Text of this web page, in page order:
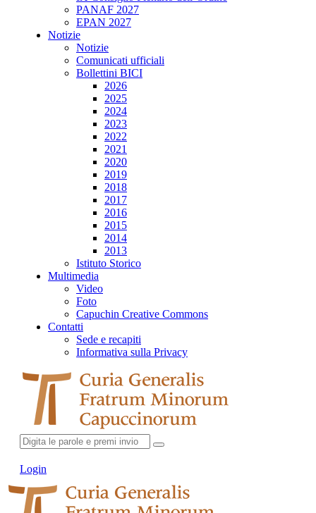
PANAF 2027
EPAN 2027
Notizie
Notizie
Comunicati ufficiali
Bollettini BICI
2026
2025
2024
2023
2022
2021
2020
2019
2018
2017
2016
2015
2014
2013
Istituto Storico
Multimedia
Video
Foto
Capuchin Creative Commons
Contatti
Sede e recapiti
Informativa sulla Privacy
Login